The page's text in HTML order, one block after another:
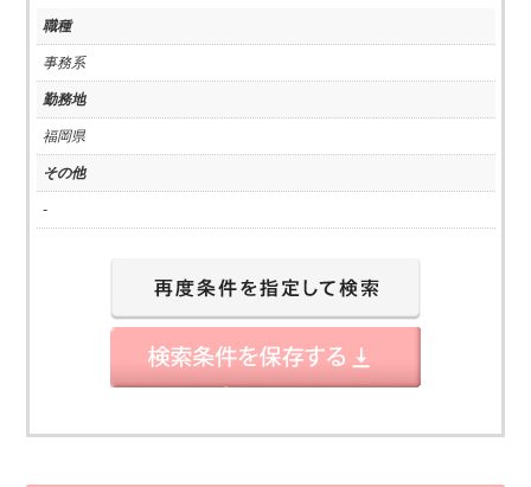
職種
事務系
勤務地
福岡県
その他
-